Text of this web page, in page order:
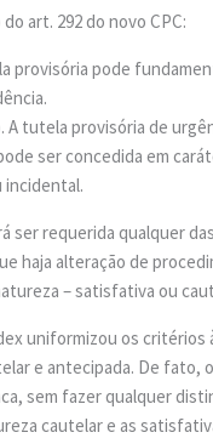
art. 292 do novo CPC:
provisória pode
A tutela provisória de
ser concedida em
ser requerida qualquer
haja alteração de
– satisfativa ou
uniformizou os critérios
e antecipada. De fato,
sem fazer qualquer
cautelar e as